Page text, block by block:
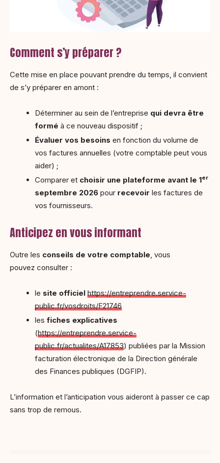
Comment s’y préparer ?
Cette mise en place pouvant prendre du temps, il convient
de s’y préparer en amont :
Déterminer au sein de l’entreprise qui devra être
formé à ce nouveau dispositif ;
Évaluer vos besoins en fonction du volume de
vos factures annuelles (votre comptable peut vous
aider) ;
Comparer et choisir une plateforme avant le 1er
septembre 2026 pour recevoir les factures de
vos fournisseurs.
Anticipez en vous informant
Outre les conseils de votre comptable, vous
pouvez consulter :
le site officiel https://entreprendre.service-
public.fr/vosdroits/F21746
les fiches explicatives
(https://entreprendre.service-
public.fr/actualites/A17853) publiées par la Mission
facturation électronique de la Direction générale
des Finances publiques (DGFIP).
L’information et l’anticipation vous aideront à passer ce cap
sans trop de remous.